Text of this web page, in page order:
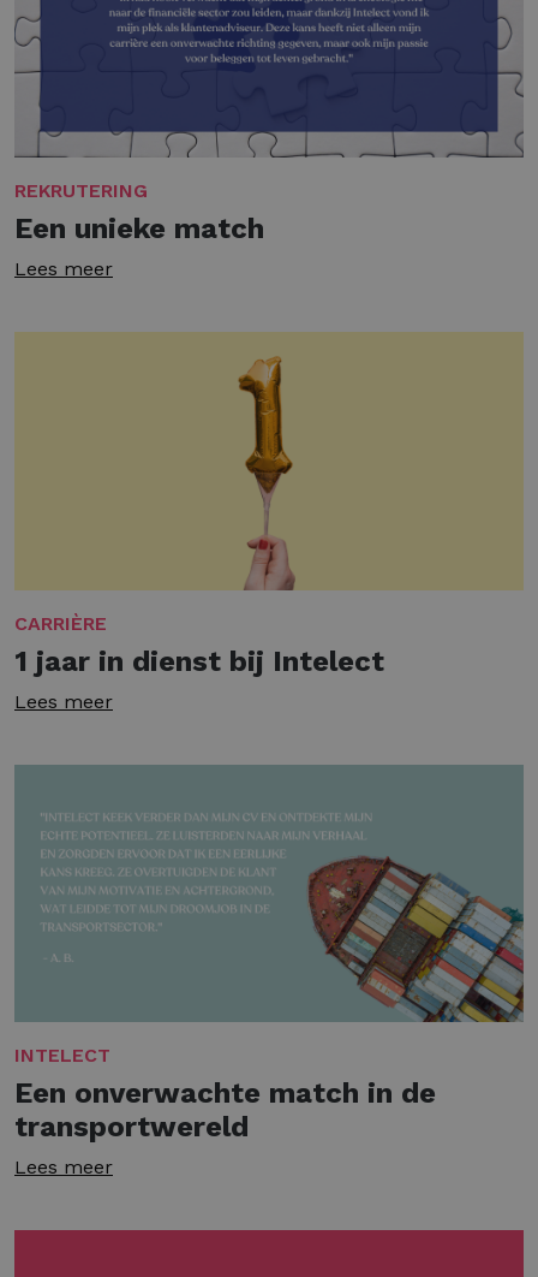
REKRUTERING
Een unieke match
Lees meer
CARRIÈRE
1 jaar in dienst bij Intelect
Lees meer
INTELECT
Een onverwachte match in de
transportwereld
Lees meer